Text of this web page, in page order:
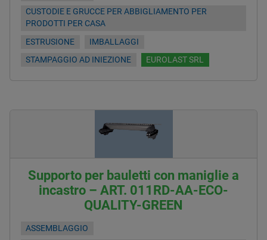
CUSTODIE E GRUCCE PER ABBIGLIAMENTO PER
PRODOTTI PER CASA
ESTRUSIONE
IMBALLAGGI
STAMPAGGIO AD INIEZIONE
EUROLAST SRL
Supporto per bauletti con maniglie a
incastro – ART. 011RD-AA-ECO-
QUALITY-GREEN
ASSEMBLAGGIO